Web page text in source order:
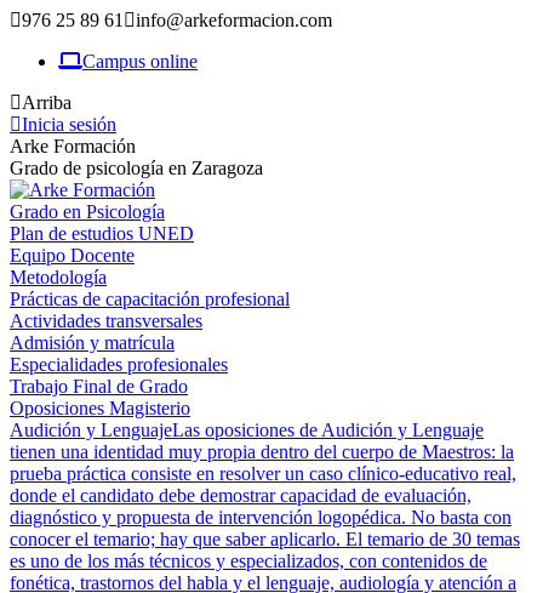
976 25 89 61
info@arkeformacion.com
Campus online
Arriba
Inicia sesión
Arke Formación
Grado de psicología en Zaragoza
Grado en Psicología
Plan de estudios UNED
Equipo Docente
Metodología
Prácticas de capacitación profesional
Actividades transversales
Admisión y matrícula
Especialidades profesionales
Trabajo Final de Grado
Oposiciones Magisterio
Audición y LenguajeLas oposiciones de Audición y Lenguaje
tienen una identidad muy propia dentro del cuerpo de Maestros: la
prueba práctica consiste en resolver un caso clínico-educativo real,
donde el candidato debe demostrar capacidad de evaluación,
diagnóstico y propuesta de intervención logopédica. No basta con
conocer el temario; hay que saber aplicarlo. El temario de 30 temas
es uno de los más técnicos y especializados, con contenidos de
fonética, trastornos del habla y el lenguaje, audiología y atención a